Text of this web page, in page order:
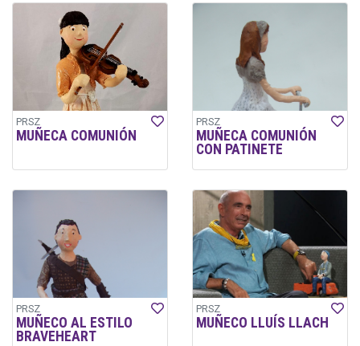
PRSZ
MUÑECA COMUNIÓN
PRSZ
MUÑECA COMUNIÓN
CON PATINETE
PRSZ
MUÑECO AL ESTILO
BRAVEHEART
PRSZ
MUÑECO LLUÍS LLACH